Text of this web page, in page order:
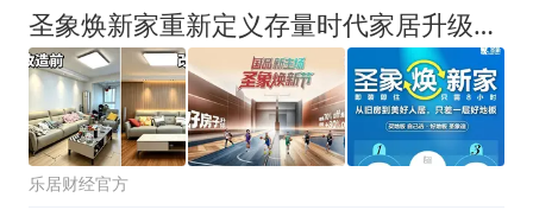
圣象焕新家重新定义存量时代家居升级逻辑，筑牢说换就换的底气！
乐居财经官方